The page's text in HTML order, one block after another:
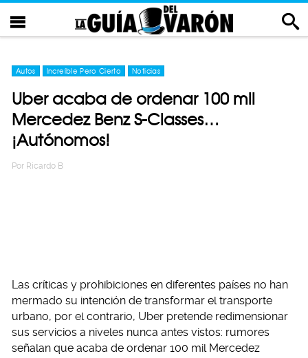
Autos Increíble Pero Cierto Noticias
Uber acaba de ordenar 100 mil
Mercedez Benz S-Classes…
¡Autónomos!
Por Ricardo B
Las críticas y prohibiciones en diferentes países no han
mermado su intención de transformar el transporte
urbano, por el contrario, Uber pretende redimensionar
sus servicios a niveles nunca antes vistos: rumores
señalan que acaba de ordenar 100 mil Mercedez